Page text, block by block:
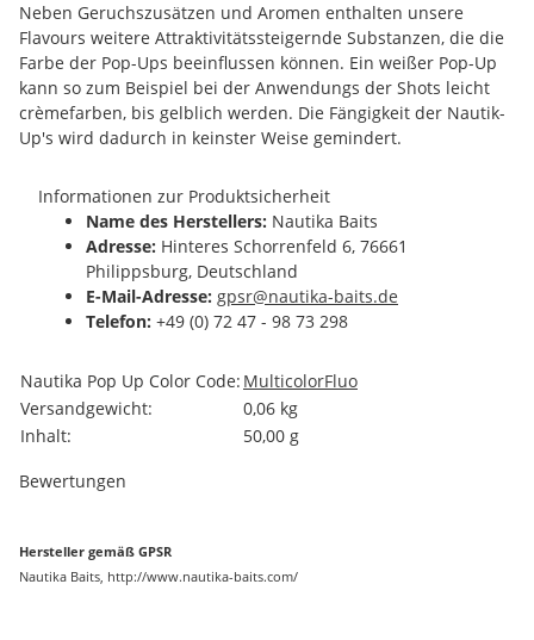
Neben Geruchszusätzen und Aromen enthalten unsere
Flavours weitere Attraktivitätssteigernde Substanzen, die die
Farbe der Pop-Ups beeinflussen können. Ein weißer Pop-Up
kann so zum Beispiel bei der Anwendungs der Shots leicht
crèmefarben, bis gelblich werden. Die Fängigkeit der Nautik-
Up's wird dadurch in keinster Weise gemindert.
Informationen zur Produktsicherheit
Name des Herstellers: Nautika Baits
Adresse: Hinteres Schorrenfeld 6, 76661
Philippsburg, Deutschland
E-Mail-Adresse: gpsr@nautika-baits.de
Telefon: +49 (0) 72 47 - 98 73 298
Produkteigenschaft
Wert
Nautika Pop Up Color Code: MulticolorFluo
Versandgewicht:
0,06 kg
Inhalt:
50,00 g
Bewertungen
Hersteller gemäß GPSR
Nautika Baits, http://www.nautika-baits.com/